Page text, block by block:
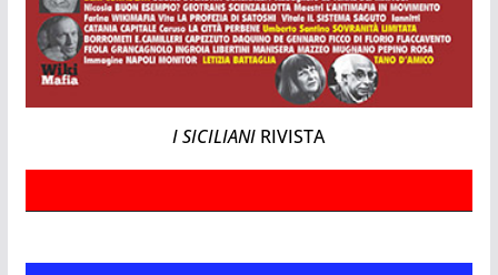
I SICILIANI RIVISTA